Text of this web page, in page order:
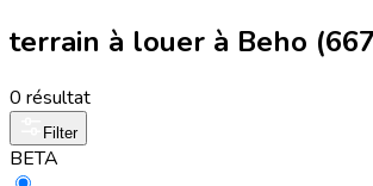
terrain à louer à Beho
0 résultat
Filter
BETA